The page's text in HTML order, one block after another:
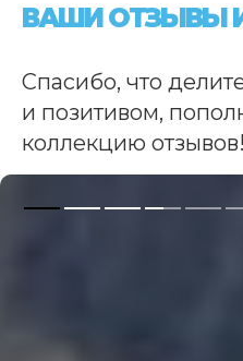
ВАШИ ОТЗЫВЫ
Спасибо, что
и позитивом,
коллекцию отзывов!